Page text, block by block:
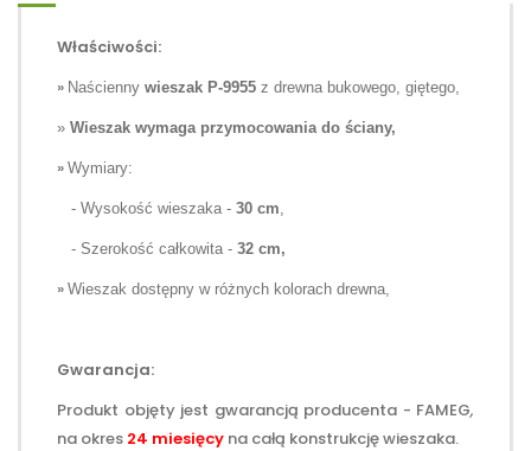
Właściwości:
» Naścienny wieszak P-9955 z drewna bukowego, giętego,
» Wieszak wymaga przymocowania do ściany,
» Wymiary:
- Wysokość wieszaka - 30 cm,
- Szerokość całkowita - 32 cm,
» Wieszak dostępny w różnych kolorach drewna,
Gwarancja:
Produkt objęty jest gwarancją producenta - FAMEG,
na okres 24 miesięcy na całą konstrukcję wieszaka.